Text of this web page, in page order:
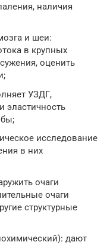
наличия
и шеи:
в крупных
оценить
УЗДГ,
эластичность
исследование
в них
очаги
очаги
структурные
дают